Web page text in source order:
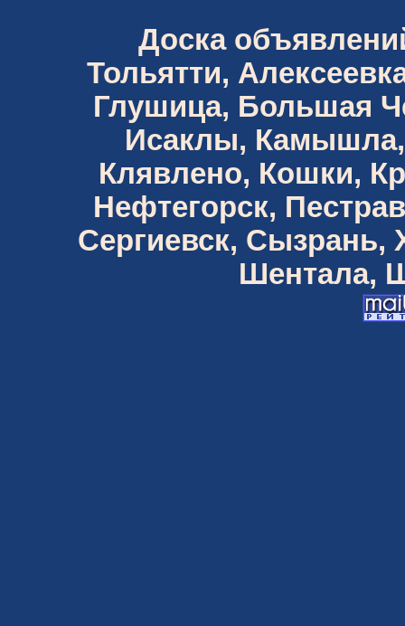
Доска
Тольятти,
Глушица, Большая
Исаклы, Камышла,
Клявлено, Кошки,
Нефтегорск,
Сергиевск,
Шентала,